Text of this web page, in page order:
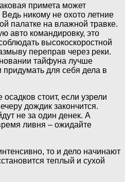
примета может
никому не охото летние
палатке на влажной травке.
авто командировку, это
высокоскоростной
переправ через реки.
тайфуна лучше
придумать для себя дела в
стоит, если узрели
дождик закончится.
не за один денек. А
ливня – ожидайте
то и дело начинают
теплый и сухой